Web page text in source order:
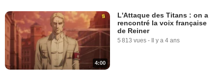
4:00
L'Attaque des Titans : on a
rencontré la voix française
de Reiner
5 813 vues - Il y a 4 ans